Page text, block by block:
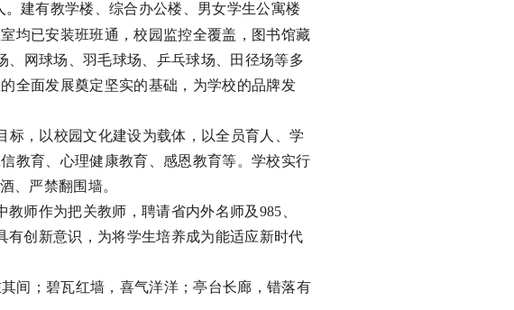
。 建有教学楼、综合办公楼、男女学生公寓楼
均已安装班班通，校园监控全覆盖，图书馆藏
、网球场、羽毛球场、乒乓球场、田径场等多
全面发展奠定坚实的基础，为学校的品牌发
标，以校园文化建设为载体，以全员育人、学
教育、心理健康教育、感恩教育等。学校实行
、严禁翻围墙。
师作为把关教师，聘请省内外名师及 985、
有创新意识，为将学生培养成为能适应新时代
间；碧瓦红墙，喜气洋洋；亭台长廊，错落有